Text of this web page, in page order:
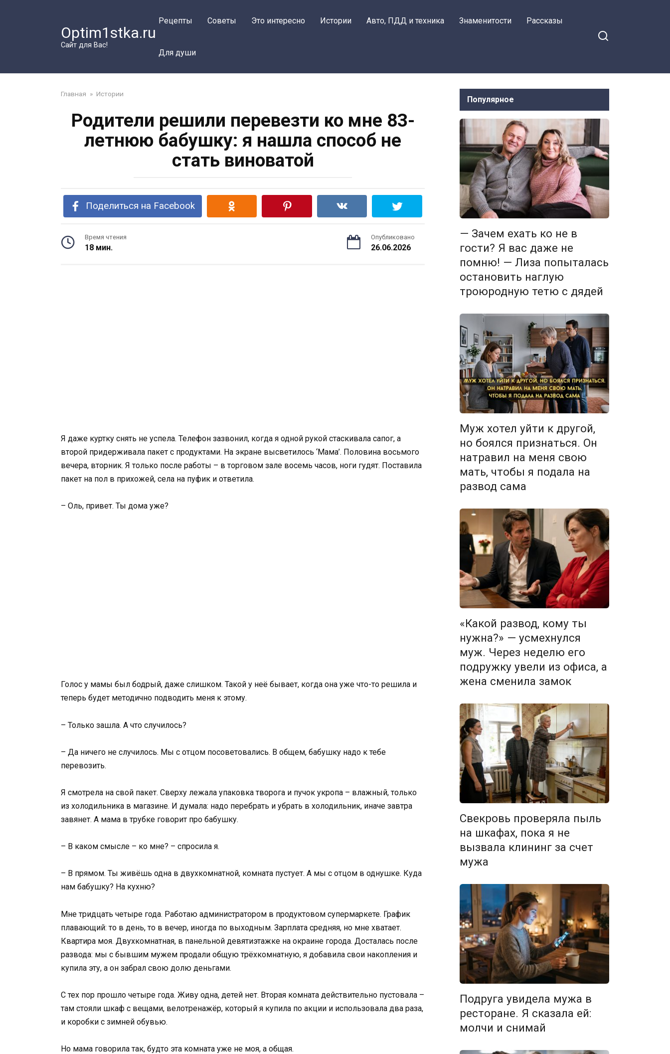
Optim1stka.ru
Сайт для Вас!
Рецепты Советы Это интересно Истории Авто, ПДД и техника Знаменитости Рассказы
Для души
Главная » Истории
Родители решили перевезти ко мне 83-
летнюю бабушку: я нашла способ не
стать виноватой
Поделиться на Facebook
Время чтения
18 мин.
Опубликовано
26.06.2026
Я даже куртку снять не успела. Телефон зазвонил, когда я одной рукой стаскивала сапог, а
второй придерживала пакет с продуктами. На экране высветилось ‘Мама’. Половина восьмого
вечера, вторник. Я только после работы – в торговом зале восемь часов, ноги гудят. Поставила
пакет на пол в прихожей, села на пуфик и ответила.
– Оль, привет. Ты дома уже?
Голос у мамы был бодрый, даже слишком. Такой у неё бывает, когда она уже что-то решила и
теперь будет методично подводить меня к этому.
– Только зашла. А что случилось?
– Да ничего не случилось. Мы с отцом посоветовались. В общем, бабушку надо к тебе
перевозить.
Я смотрела на свой пакет. Сверху лежала упаковка творога и пучок укропа – влажный, только
из холодильника в магазине. И думала: надо перебрать и убрать в холодильник, иначе завтра
завянет. А мама в трубке говорит про бабушку.
– В каком смысле – ко мне? – спросила я.
– В прямом. Ты живёшь одна в двухкомнатной, комната пустует. А мы с отцом в однушке. Куда
нам бабушку? На кухню?
Мне тридцать четыре года. Работаю администратором в продуктовом супермаркете. График
плавающий: то в день, то в вечер, иногда по выходным. Зарплата средняя, но мне хватает.
Квартира моя. Двухкомнатная, в панельной девятиэтажке на окраине города. Досталась после
развода: мы с бывшим мужем продали общую трёхкомнатную, я добавила свои накопления и
купила эту, а он забрал свою долю деньгами.
С тех пор прошло четыре года. Живу одна, детей нет. Вторая комната действительно пустовала –
там стояли шкаф с вещами, велотренажёр, который я купила по акции и использовала два раза,
и коробки с зимней обувью.
Но мама говорила так, будто эта комната уже не моя, а общая.
Популярное
— Зачем ехать ко не в
гости? Я вас даже не
помню! — Лиза попыталась
остановить наглую
троюродную тетю с дядей
Муж хотел уйти к другой,
но боялся признаться. Он
натравил на меня свою
мать, чтобы я подала на
развод сама
«Какой развод, кому ты
нужна?» — усмехнулся
муж. Через неделю его
подружку увели из офиса, а
жена сменила замок
Свекровь проверяла пыль
на шкафах, пока я не
вызвала клининг за счет
мужа
Подруга увидела мужа в
ресторане. Я сказала ей:
молчи и снимай